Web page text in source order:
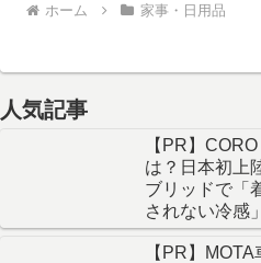
ホーム 家事・日用品
人気記事
【PR】
は？日本初上
ブリッドで「
されない冷感
徹底解説！
【PR】